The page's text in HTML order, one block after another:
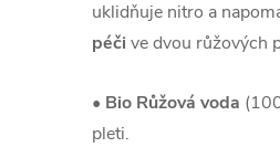
uklidňuje nitro a
péči ve dvou růžových
• Bio Růžová voda
pleti.